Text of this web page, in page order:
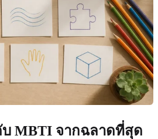
MBTI จากฉลาดที่สุด